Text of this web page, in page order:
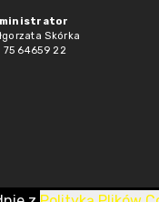
Skórka
75 64659 22